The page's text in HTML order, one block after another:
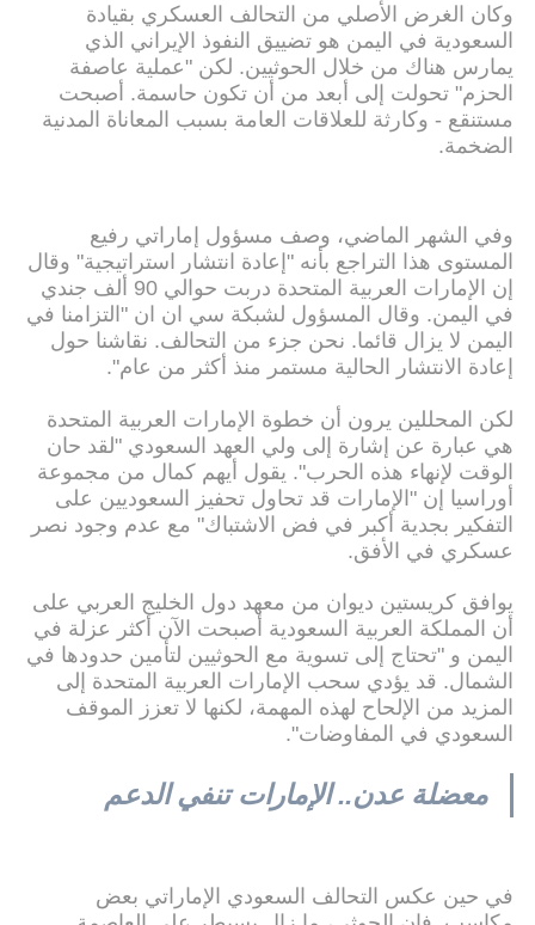
وكان الغرض الأصلي من التحالف العسكري بقيادة
السعودية في اليمن هو تضييق النفوذ الإيراني الذي
يمارس هناك من خلال الحوثيين. لكن "عملية عاصفة
الحزم" تحولت إلى أبعد من أن تكون حاسمة. أصبحت
مستنقع - وكارثة للعلاقات العامة بسبب المعاناة المدنية
الضخمة.
وفي الشهر الماضي، وصف مسؤول إماراتي رفيع
المستوى هذا التراجع بأنه "إعادة انتشار استراتيجية" وقال
إن الإمارات العربية المتحدة دربت حوالي 90 ألف جندي
في اليمن. وقال المسؤول لشبكة سي ان ان "التزامنا في
اليمن لا يزال قائما. نحن جزء من التحالف. نقاشنا حول
إعادة الانتشار الحالية مستمر منذ أكثر من عام".
لكن المحللين يرون أن خطوة الإمارات العربية المتحدة
هي عبارة عن إشارة إلى ولي العهد السعودي "لقد حان
الوقت لإنهاء هذه الحرب". يقول أيهم كمال من مجموعة
أوراسيا إن "الإمارات قد تحاول تحفيز السعوديين على
التفكير بجدية أكبر في فض الاشتباك" مع عدم وجود نصر
عسكري في الأفق.
يوافق كريستين ديوان من معهد دول الخليج العربي على
أن المملكة العربية السعودية أصبحت الآن أكثر عزلة في
اليمن و "تحتاج إلى تسوية مع الحوثيين لتأمين حدودها في
الشمال. قد يؤدي سحب الإمارات العربية المتحدة إلى
المزيد من الإلحاح لهذه المهمة، لكنها لا تعزز الموقف
السعودي في المفاوضات".
معضلة عدن.. الإمارات تنفي الدعم
في حين عكس التحالف السعودي الإماراتي بعض